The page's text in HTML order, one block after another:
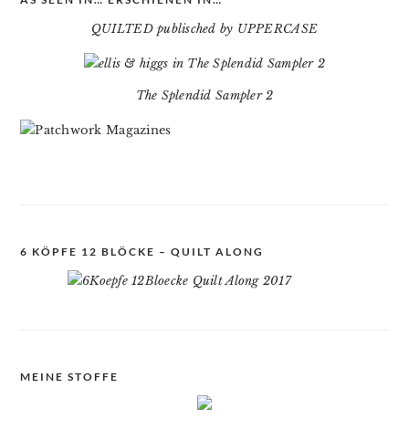
QUILTED publisched by UPPERCASE
The Splendid Sampler 2
6 KÖPFE 12 BLÖCKE – QUILT ALONG
MEINE STOFFE